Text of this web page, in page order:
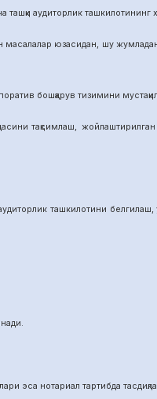
аудиторлик ташкилотининг
юзасидан, шу жумладан,
бошқарув тизимини мустақил
жойлаштирилган
ташкилотини
эса нотариал тартибда